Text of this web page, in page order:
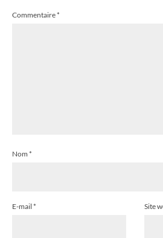
Commentaire*
Nom *
E-mail * Site